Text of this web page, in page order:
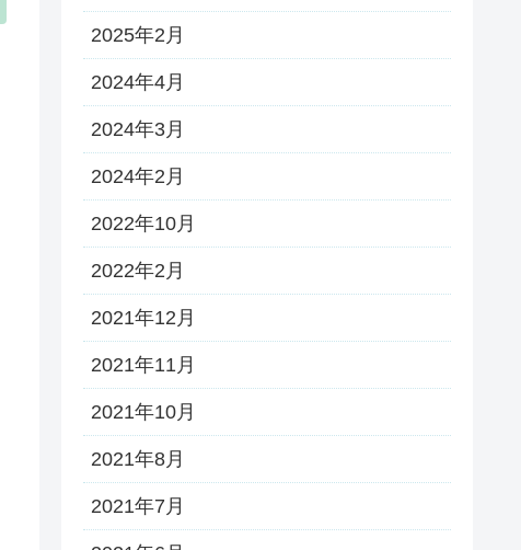
2025年2月
2024年4月
2024年3月
2024年2月
2022年10月
2022年2月
2021年12月
2021年11月
2021年10月
2021年8月
2021年7月